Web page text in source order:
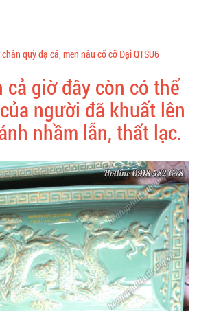
quỳ dạ cá, men nâu cổ cỡ Đại QTSU6
giờ đây còn có thể
người đã khuất lên
nhầm lẫn, thất lạc.